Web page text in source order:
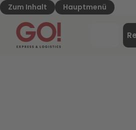
Zum Inhalt Hauptmenü
GO! Express & Logistics - Zur